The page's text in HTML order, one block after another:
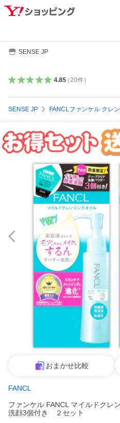
SENSE JP
4.85（ 20件）
SENSE JP FANCLファンケル クレ
おまかせ比較
FANCL
ファンケル FANCL マイルドクレ
洗顔3個付き ２セット